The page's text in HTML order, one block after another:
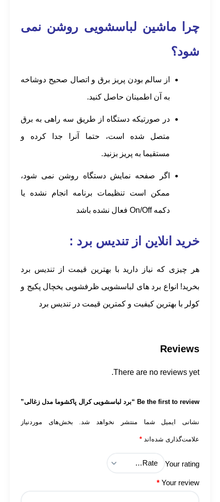
چرا ماشین لباسشویی روشن نمی
شود؟
از سالم بودن پریز برق و اتصال صحیح دوشاخه
به آن اطمینان حاصل کنید.
در صورتیکه دستگاه از طریق سه راهی به برق
متصل شده است، حتما آنرا جدا کرده و
مستقیما به پریز بزنید.
اگر صفحه نمایش دستگاه روشن نمی شود،
ممکن است تنظیمات برنامه انجام نشده یا
دکمه On/Off فعال نشده باشد
خرید انلاین از تندیس برد :
هر چیزی که نیاز دارید با بهترین قیمت از تندیس برد
بخرید! انواع برد های لباسشویی ظرفشویی یخچال پکیج و
کولر با بهترین کیفیت و کمترین قیمت در تندیس برد
Reviews
There are no reviews yet.
Be the first to review “برد لباسشویی کرال پاکشوما مدل زغالی”
نشانی ایمیل شما منتشر نخواهد شد. بخش‌های موردنیاز
علامت‌گذاری شده‌اند *
Your rating
Your review
*